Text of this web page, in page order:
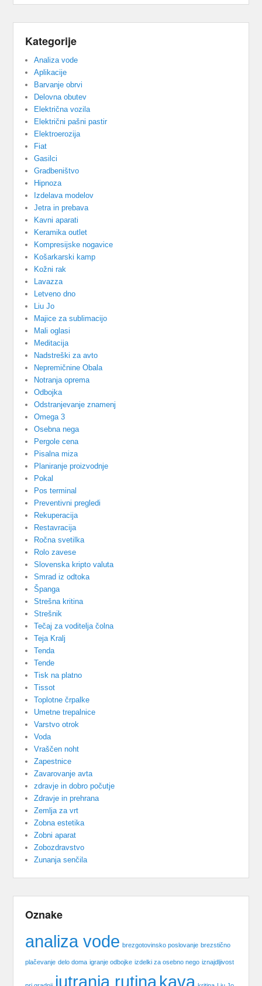
Kategorije
Analiza vode
Aplikacije
Barvanje obrvi
Delovna obutev
Električna vozila
Električni pašni pastir
Elektroerozija
Fiat
Gasilci
Gradbeništvo
Hipnoza
Izdelava modelov
Jetra in prebava
Kavni aparati
Keramika outlet
Kompresijske nogavice
Košarkarski kamp
Kožni rak
Lavazza
Letveno dno
Liu Jo
Majice za sublimacijo
Mali oglasi
Meditacija
Nadstreški za avto
Nepremičnine Obala
Notranja oprema
Odbojka
Odstranjevanje znamenj
Omega 3
Osebna nega
Pergole cena
Pisalna miza
Planiranje proizvodnje
Pokal
Pos terminal
Preventivni pregledi
Rekuperacija
Restavracija
Ročna svetilka
Rolo zavese
Slovenska kripto valuta
Smrad iz odtoka
Španga
Strešna kritina
Strešnik
Tečaj za voditelja čolna
Teja Kralj
Tenda
Tende
Tisk na platno
Tissot
Toplotne črpalke
Umetne trepalnice
Varstvo otrok
Voda
Vraščen noht
Zapestnice
Zavarovanje avta
zdravje in dobro počutje
Zdravje in prehrana
Zemlja za vrt
Zobna estetika
Zobni aparat
Zobozdravstvo
Zunanja senčila
Oznake
analiza vode brezgotovinsko poslovanje brezstično
plačevanje delo doma igranje odbojke izdelki za osebno nego iznajdljivost
jutranja rutina kava